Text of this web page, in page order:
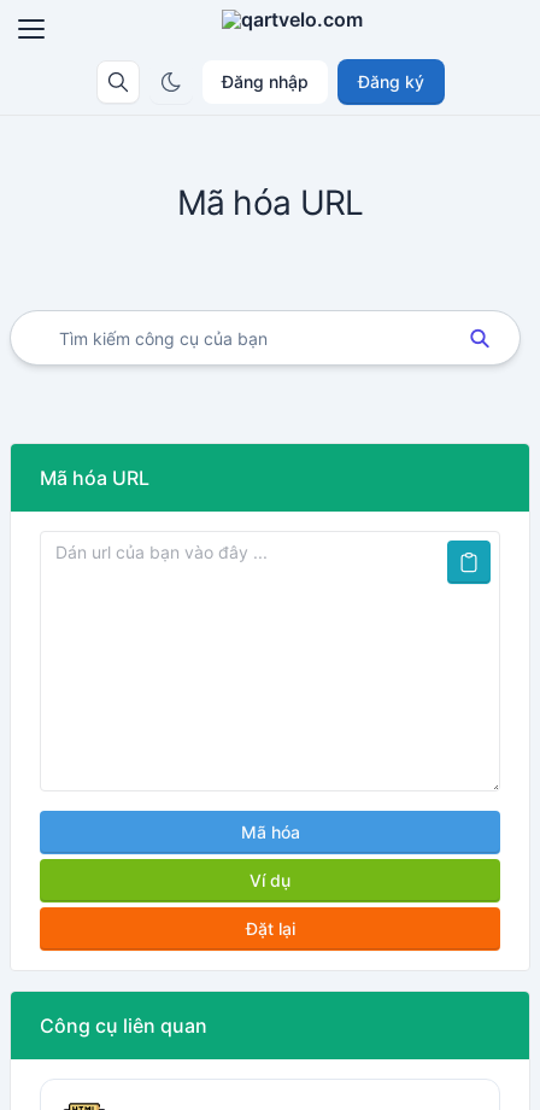
Đăng nhập Đăng ký
Mã hóa URL
Mã hóa URL
Mã hóa
Ví dụ
Đặt lại
Công cụ liên quan